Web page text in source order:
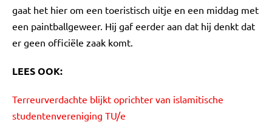
gaat het hier om een toeristisch uitje en een middag met
een paintballgeweer. Hij gaf eerder aan dat hij denkt dat
er geen officiële zaak komt.
LEES OOK:
Terreurverdachte blijkt oprichter van islamitische
studentenvereniging TU/e